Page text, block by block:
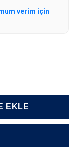
verim için